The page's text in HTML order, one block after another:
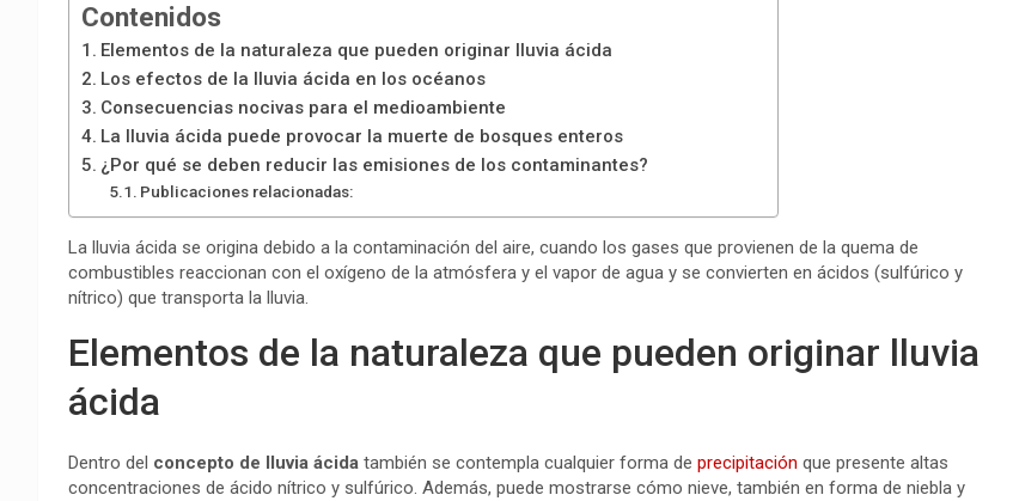
Contenidos
Elementos de la naturaleza que pueden originar lluvia ácida
Los efectos de la lluvia ácida en los océanos
Consecuencias nocivas para el medioambiente
La lluvia ácida puede provocar la muerte de bosques enteros
¿Por qué se deben reducir las emisiones de los contaminantes?
Publicaciones relacionadas:
La lluvia ácida se origina debido a la contaminación del aire, cuando los gases que provienen de la quema de
combustibles reaccionan con el oxígeno de la atmósfera y el vapor de agua y se convierten en ácidos (sulfúrico y
nítrico) que transporta la lluvia.
Elementos de la naturaleza que pueden originar lluvia
ácida
Dentro del concepto de lluvia ácida también se contempla cualquier forma de precipitación que presente altas
concentraciones de ácido nítrico y sulfúrico. Además, puede mostrarse cómo nieve, también en forma de niebla y